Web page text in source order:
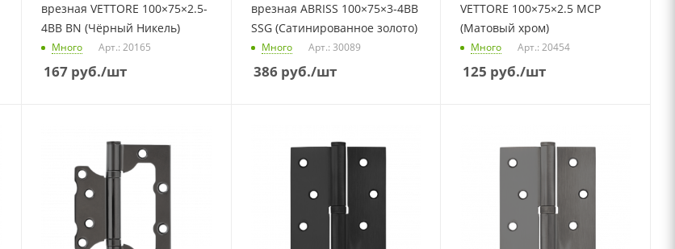
врезная VETTORE 100×75×2.5-
4BB BN (Чёрный Никель)
Много Арт.: 20165
167руб./шт
врезная ABRISS 100×75×3-4BB
SSG (Сатинированное золото)
Много Арт.: 30089
386 руб./шт
VETTORE 100×75×2.5 MCP
(Матовый хром)
Много Арт.: 20454
125 руб./шт